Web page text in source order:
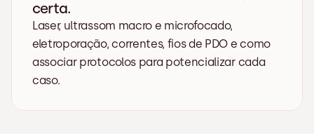
certa.
Laser, ultrassom macro e microfocado,
eletroporação, correntes, fios de PDO e como
associar protocolos para potencializar cada
caso.